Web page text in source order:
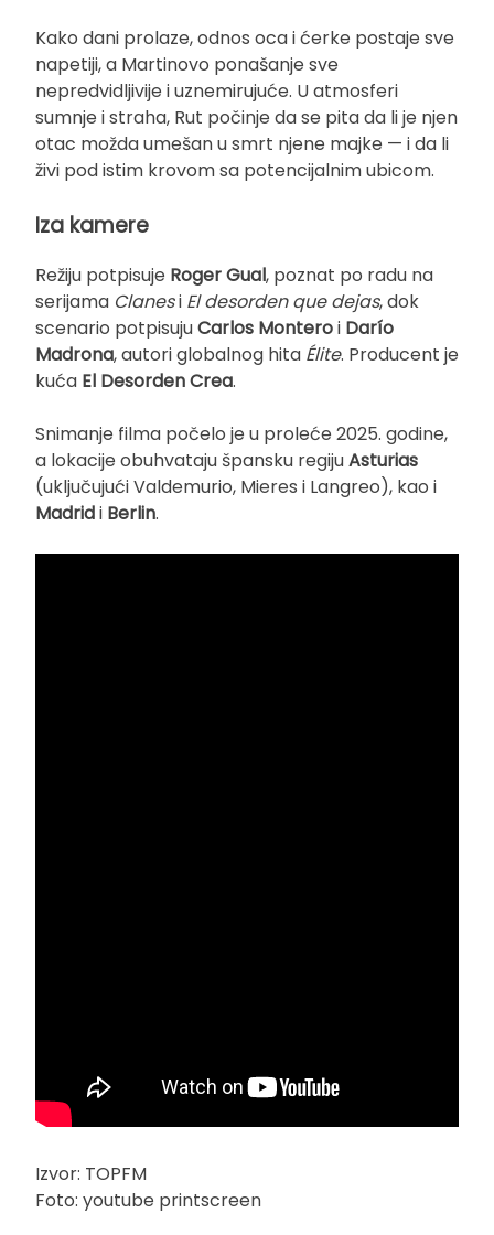
Kako dani prolaze, odnos oca i ćerke postaje sve
napetiji, a Martinovo ponašanje sve
nepredvidljivije i uznemirujuće. U atmosferi
sumnje i straha, Rut počinje da se pita da li je njen
otac možda umešan u smrt njene majke — i da li
živi pod istim krovom sa potencijalnim ubicom.
Iza kamere
Režiju potpisuje Roger Gual, poznat po radu na
serijama Clanesi El desorden que dejas, dok
scenario potpisujuCarlos Monteroi Darío
Madrona, autori globalnog hita Élite. Producent je
kuća El Desorden Crea.
Snimanje filma počelo je u proleće 2025. godine,
a lokacije obuhvataju špansku regijuAsturias
(uključujući Valdemurio, Mieres i Langreo), kao i
Madridi Berlin.
Izvor: TOPFM
Foto: youtube printscreen